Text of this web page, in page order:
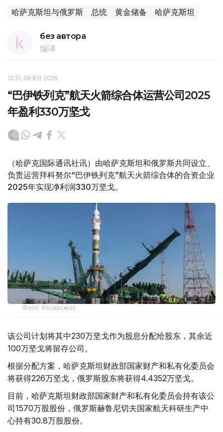
哈萨克斯坦与俄罗斯 总统 黄金储备 哈萨克斯坦
без автора
编译
12:31, 06 8月 2026
“巴伊铁列克”航天火箭综合体运营公司2025
年盈利330万坚戈
（哈萨克国际通讯社讯）由哈萨克斯坦和俄罗斯共同设立、
负责运营拜科努尔“巴伊铁列克”航天火箭综合体的合资企业
2025年实现净利润330万坚戈。
Фото: Роскосмос
该公司计划将其中230万坚戈作为股息分配给股东，其余近
100万坚戈将留存公司。
根据分配方案，哈萨克斯坦财政部国家财产和私有化委员会
将获得226万坚戈，俄罗斯股东将获得4.4352万坚戈。
目前，哈萨克斯坦财政部国家财产和私有化委员会持有该公
司1570万股股份，俄罗斯赫鲁尼切夫国家航天科研生产中
心持有30.8万股股份。